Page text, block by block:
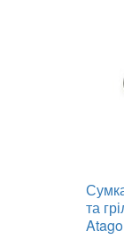
та